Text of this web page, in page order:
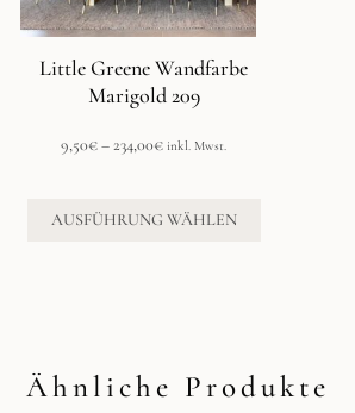
Little Greene Wandfarbe
Marigold 209
9,50€ –234,00€Preisspanne:
234,00€
inkl. Mwst.
AUSFÜHRUNG WÄHLEN
können
auf
der
Produktseite
gewählt
werden
Ähnliche Produkte